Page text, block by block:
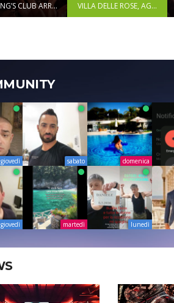
CLUB ARR... VILLA DELLE ROSE, AG...
giovedì sabato domenica
giovedì martedì lunedì